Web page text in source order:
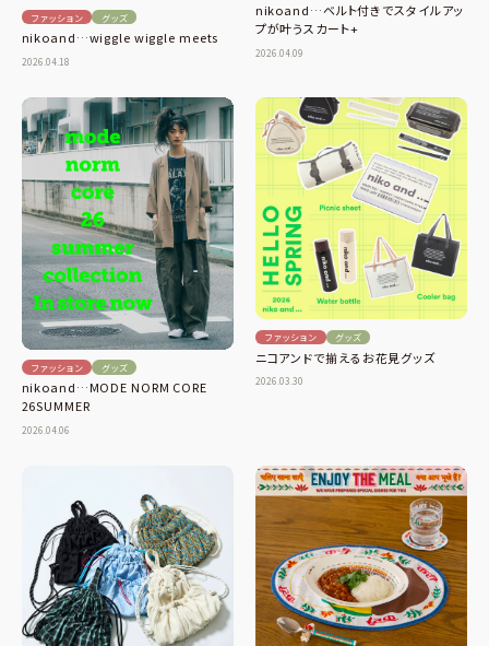
ファッション グッズ
nikoand…wiggle wiggle meets
2026.04.18
nikoand…ベルト付きでスタイルアッ
プが叶うスカート+
2026.04.09
ファッション グッズ
nikoand…MODE NORM CORE
26SUMMER
2026.04.06
ファッション グッズ
ニコアンドで揃えるお花見グッズ
2026.03.30